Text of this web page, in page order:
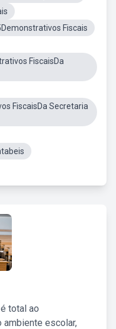
Fiscais
FiscaisDa
FiscaisDa Secretaria
total ao
escolar,